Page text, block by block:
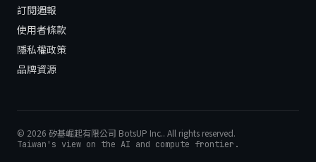
訂閱週報
使用者條款
隱私權政策
品牌資源
© 2026 矽基崛起有限公司 BotsUP Inc.. All rights reserved.
Taiwan's view on the AI and compute frontier.